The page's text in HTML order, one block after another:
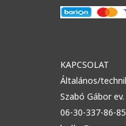
KAPCSOLAT
Általános/
Szabó Gábor ev.
06-30-337-86-85